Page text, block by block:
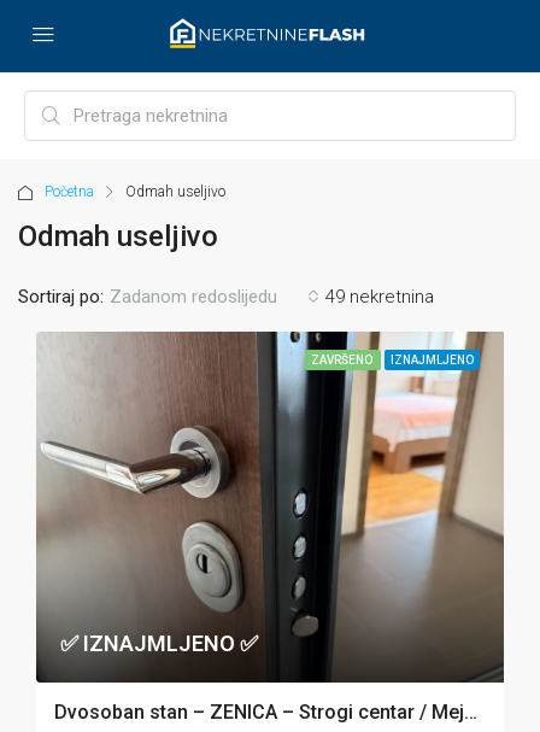
Početna Odmah useljivo
Odmah useljivo
49 nekretnina
Sortiraj po: Zadanom redoslijedu
ZAVRŠENO IZNAJMLJENO
✅ IZNAJMLJENO ✅
Dvosoban stan – ZENICA – Strogi centar / Mejdandžik